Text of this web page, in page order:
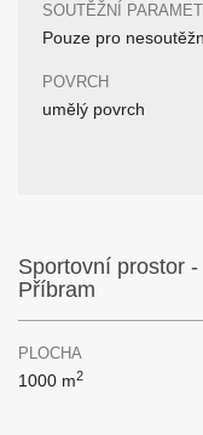
SOUTĚŽNÍ
Pouze pro
POVRCH
umělý povrch
Sportovní prostor
Příbram
PLOCHA
1000 m2